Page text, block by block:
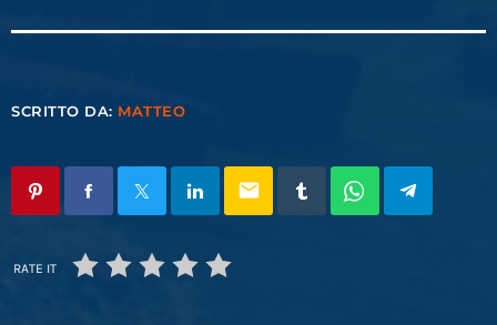
SCRITTO DA: MATTEO
email
RATE IT